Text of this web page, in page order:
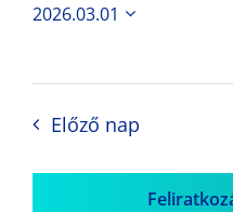
2026.03.01
Előző nap